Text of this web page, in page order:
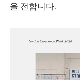
을 전합니다.